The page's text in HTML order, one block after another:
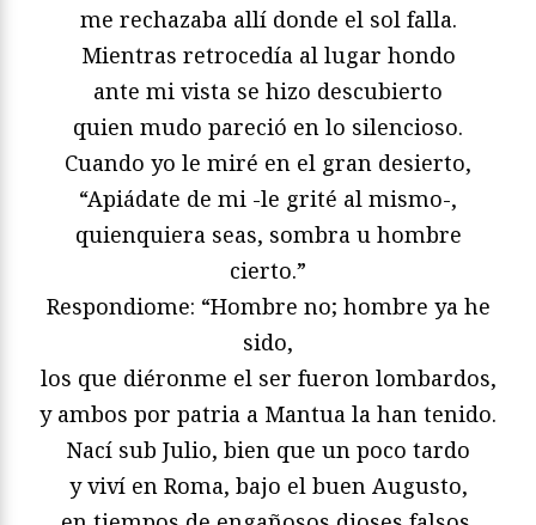
me rechazaba allí donde el sol falla.
Mientras retrocedía al lugar hondo
ante mi vista se hizo descubierto
quien mudo pareció en lo silencioso.
Cuando yo le miré en el gran desierto,
“Apiádate de mi -le grité al mismo-,
quienquiera seas, sombra u hombre
cierto.”
Respondiome: “Hombre no; hombre ya he
sido,
los que diéronme el ser fueron lombardos,
y ambos por patria a Mantua la han tenido.
Nací sub Julio, bien que un poco tardo
y viví en Roma, bajo el buen Augusto,